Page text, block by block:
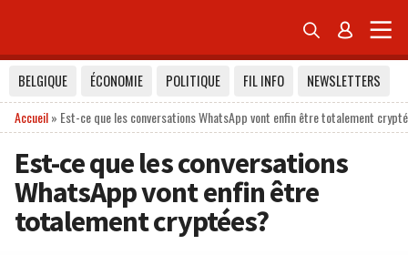
 
BELGIQUE ÉCONOMIE POLITIQUE FIL INFO
NEWSLETTERS
Accueil» Est-ce que les conversations WhatsApp vont enfin être totalement
Est-ce que les conversations
WhatsApp vont enfin être
totalement cryptées?